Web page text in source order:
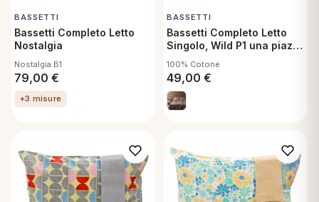
BASSETTI
Bassetti Completo Letto
Nostalgia
Nostalgia B1
79,00 €
+3 misure
BASSETTI
Bassetti Completo Letto
Singolo, Wild P1 una piazza
angoli e federa
100% Cotone
49,00 €